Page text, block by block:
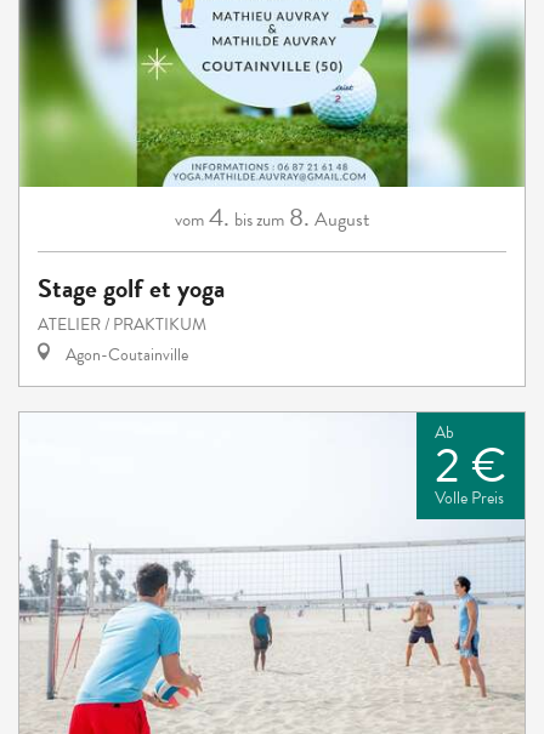
vom4. bis zum 8. August
Stage golf et yoga
ATELIER / PRAKTIKUM
Agon-Coutainville
Ab
2 €
Volle Preis